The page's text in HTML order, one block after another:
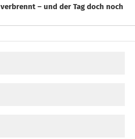
– und der Tag doch noch